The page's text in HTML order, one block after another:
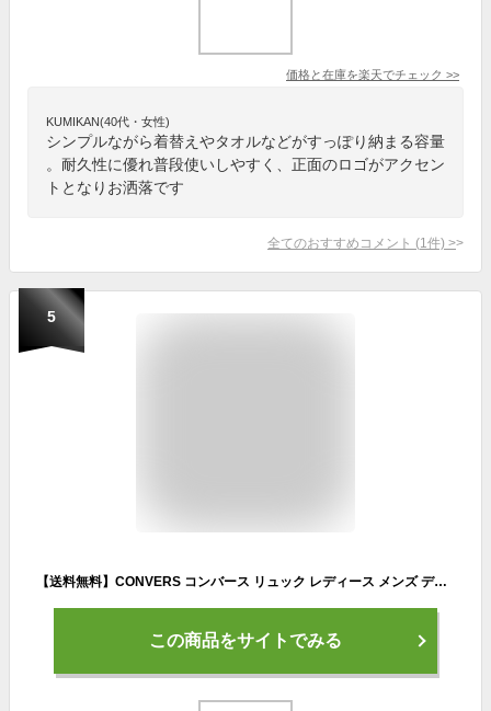
価格と在庫を楽天でチェック >>
KUMIKAN(40代・女性)
シンプルながら着替えやタオルなどがすっぽり納まる容量
。耐久性に優れ普段使いしやすく、正面のロゴがアクセン
トとなりお洒落です
全てのおすすめコメント (1 件) >
5
【送料無料】CONVERS コンバース リュック レディース メンズ デイパック バックパック 大きい 大容量 A4 アウトドア バッグ 通学 通勤 修学旅行 学生 高校生 カジュアル スポーティ 合宿 部活 ジム スタイルオンバック dea
この商品をサイトでみる